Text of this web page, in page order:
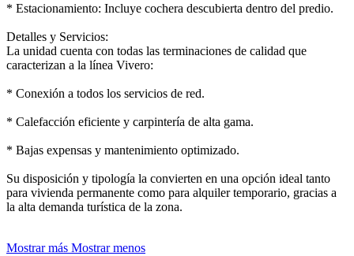
* Estacionamiento: Incluye cochera descubierta dentro del predio.
Detalles y Servicios:
La unidad cuenta con todas las terminaciones de calidad que
caracterizan a la línea Vivero:
* Conexión a todos los servicios de red.
* Calefacción eficiente y carpintería de alta gama.
* Bajas expensas y mantenimiento optimizado.
Su disposición y tipología la convierten en una opción ideal tanto
para vivienda permanente como para alquiler temporario, gracias a
la alta demanda turística de la zona.
Mostrar más Mostrar menos